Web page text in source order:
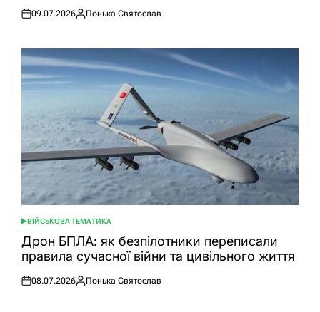
Оприлюднено
09.07.2026
Опубліковано
Понька Святослав
ОПУБЛІКУВАТИ
У
ВІЙСЬКОВА ТЕМАТИКА
Дрон БПЛА: як безпілотники переписали
правила сучасної війни та цивільного життя
Оприлюднено
08.07.2026
Опубліковано
Понька Святослав